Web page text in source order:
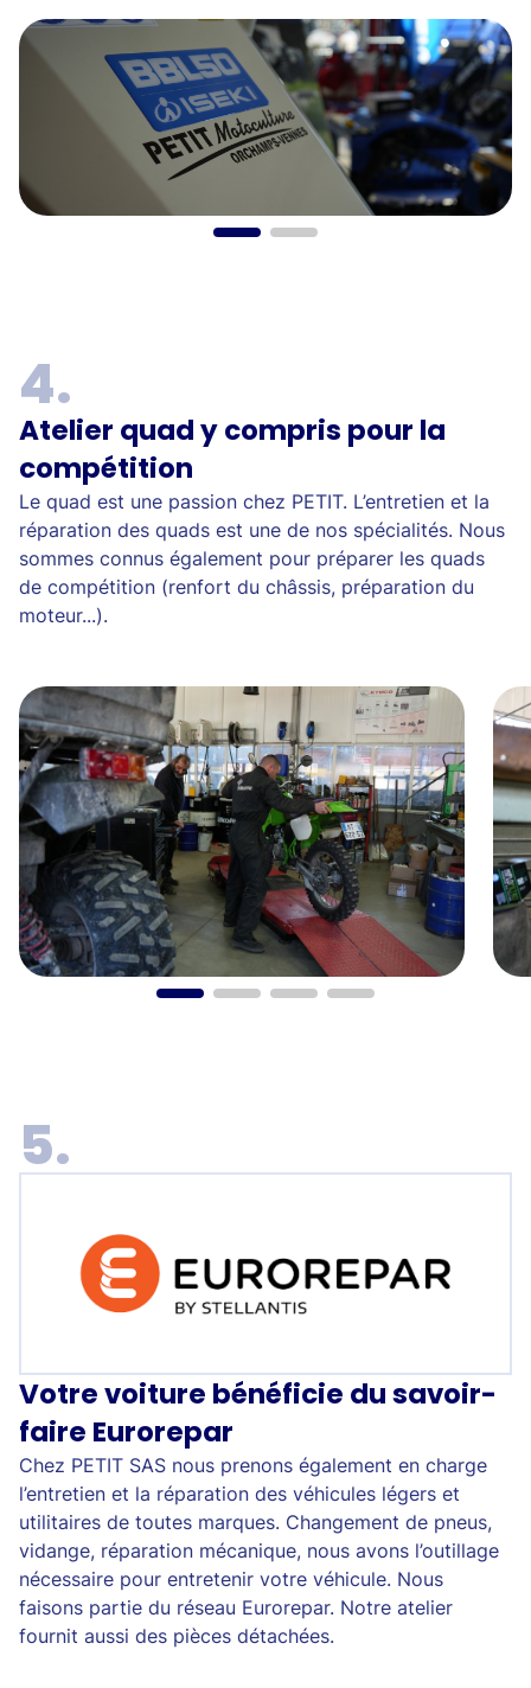
Atelier quad y compris pour la
compétition
Le quad est une passion chez PETIT. L’entretien et la
réparation des quads est une de nos spécialités. Nous
sommes connus également pour préparer les quads
de compétition (renfort du châssis, préparation du
moteur...).
Votre voiture bénéficie du savoir-
faire Eurorepar
Chez PETIT SAS nous prenons également en charge
l’entretien et la réparation des véhicules légers et
utilitaires de toutes marques. Changement de pneus,
vidange, réparation mécanique, nous avons l’outillage
nécessaire pour entretenir votre véhicule. Nous
faisons partie du réseau Eurorepar. Notre atelier
fournit aussi des pièces détachées.